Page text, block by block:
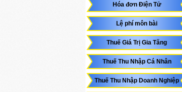
Hóa đơn Điện Tử
Lệ phí môn bài
Thuế Giá Trị Gia Tăng
Thuế Thu Nhập Cá Nhân
Thuế Thu Nhập Doanh Nghiệp